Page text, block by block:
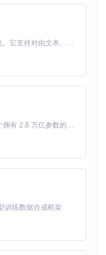
通过后生成JWT令
份识别，避免重复认
源模块提供了三种隔
库不同Schema
务数据库隔离
MiniMax H3 是一个通用的全模态生成系统。它支持对由文本、图像、视频和音频组成的多模态上下文进行统一理解，并能生成分辨率高达 2K、时长可达 15 秒的带原生立体声音频的视频。得益于面向任务泛化的系统设计，H3 在预训练阶段就已具备广泛的多模态上下文理解与生成能力，能够出色地执行复杂的多模态指令。
Kimi K3 是Kimi能力最强的模型：这是一个拥有 2.8 万亿参数的混合专家（MoE）模型，具备原生视觉理解能力，并支持 100 万 token 的上下文窗口。
训练数据合成框架